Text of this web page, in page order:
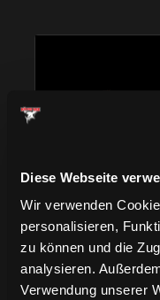
Diese Webseite
Wir verwenden
personalisieren,
zu können und die
analysieren.
Verwendung unserer